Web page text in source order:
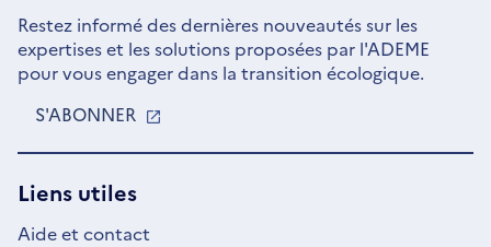
Restez informé des dernières nouveautés sur les
expertises et les solutions proposées par l'ADEME
pour vous engager dans la transition écologique.
S'ABONNER
UNE
Liens utiles
Aide et contact